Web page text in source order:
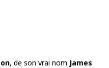
, de son vrai nom James